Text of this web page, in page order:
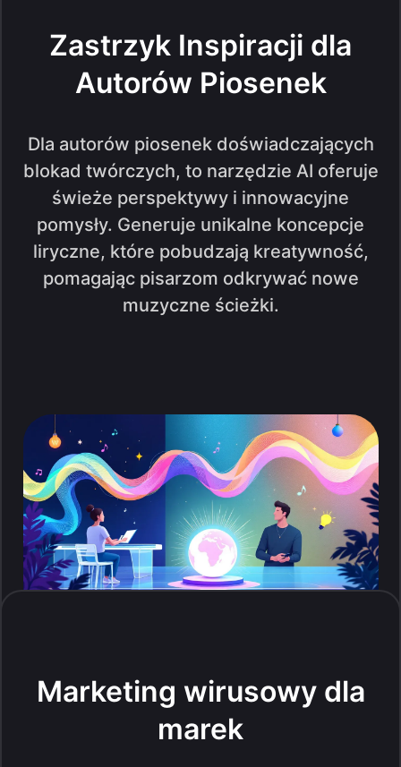
Zastrzyk Inspiracji dla
Autorów Piosenek
Dla autorów piosenek doświadczających
blokad twórczych, to narzędzie AI oferuje
świeże perspektywy i innowacyjne
pomysły. Generuje unikalne koncepcje
liryczne, które pobudzają kreatywność,
pomagając pisarzom odkrywać nowe
muzyczne ścieżki.
Marketing wirusowy dla
marek